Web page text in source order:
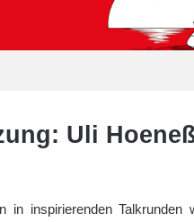
Uli
in inspirierenden